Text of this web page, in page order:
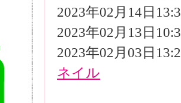
2023年02月14日
2023年02月13日
2023年02月03日
ネイル